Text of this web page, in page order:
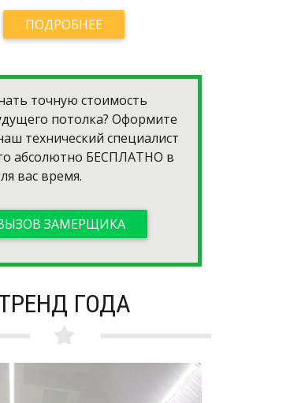
ПОДРОБНЕЕ
точную стоимость
потолка? Оформите
технический специалист
абсолютно БЕСПЛАТНО в
вас время.
ЗАМЕРЩИКА
ГОДА